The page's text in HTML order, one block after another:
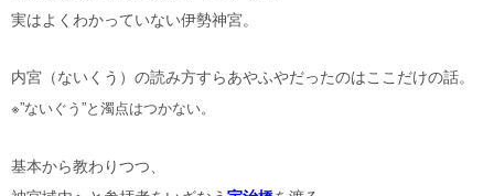
実はよくわかっていない伊勢神宮。
内宮（ないくう）の読み方すらあやふやだったのはここだけの話。
※”ないぐう”と濁点はつかない。
基本から教わりつつ、